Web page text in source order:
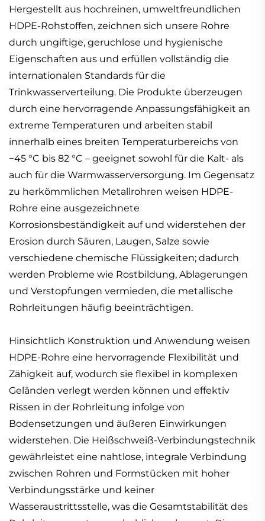
Hergestellt aus hochreinen, umweltfreundlichen
HDPE-Rohstoffen, zeichnen sich unsere Rohre
durch ungiftige, geruchlose und hygienische
Eigenschaften aus und erfüllen vollständig die
internationalen Standards für die
Trinkwasserverteilung. Die Produkte überzeugen
durch eine hervorragende Anpassungsfähigkeit an
extreme Temperaturen und arbeiten stabil
innerhalb eines breiten Temperaturbereichs von
−45 °C bis 82 °C – geeignet sowohl für die Kalt- als
auch für die Warmwasserversorgung. Im Gegensatz
zu herkömmlichen Metallrohren weisen HDPE-
Rohre eine ausgezeichnete
Korrosionsbeständigkeit auf und widerstehen der
Erosion durch Säuren, Laugen, Salze sowie
verschiedene chemische Flüssigkeiten; dadurch
werden Probleme wie Rostbildung, Ablagerungen
und Verstopfungen vermieden, die metallische
Rohrleitungen häufig beeinträchtigen.
Hinsichtlich Konstruktion und Anwendung weisen
HDPE-Rohre eine hervorragende Flexibilität und
Zähigkeit auf, wodurch sie flexibel in komplexen
Geländen verlegt werden können und effektiv
Rissen in der Rohrleitung infolge von
Bodensetzungen und äußeren Einwirkungen
widerstehen. Die Heißschweiß-Verbindungstechnik
gewährleistet eine nahtlose, integrale Verbindung
zwischen Rohren und Formstücken mit hoher
Verbindungsstärke und keiner
Wasseraustrittsstelle, was die Gesamtstabilität des